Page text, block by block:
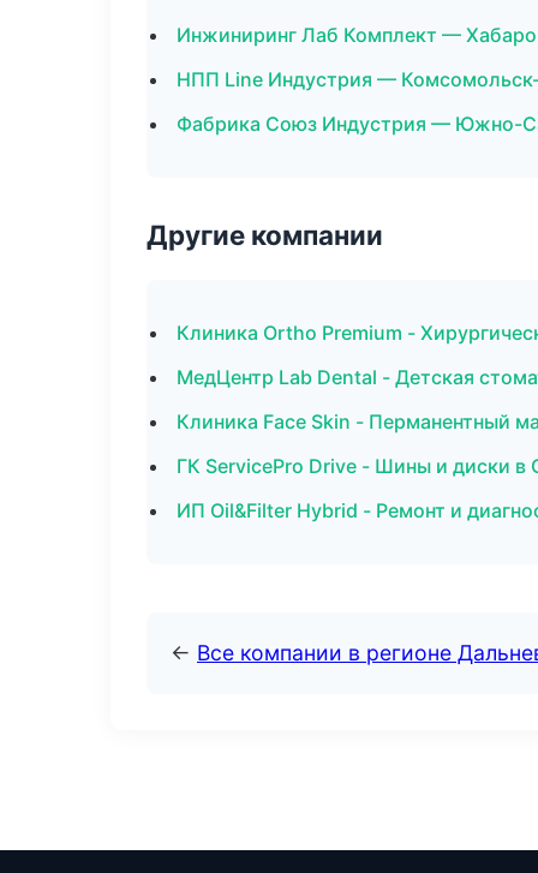
Инжиниринг Лаб Комплект —
НПП Line Индустрия —
Фабрика Союз Индустрия — Южно-
Другие компании
Клиника Ortho Premium -
МедЦентр Lab Dental - Детская
Клиника Face Skin - Перманентный
ГК ServicePro Drive - Шины и диски в
ИП Oil&Filter Hybrid - Ремонт и
← Все компании в регионе